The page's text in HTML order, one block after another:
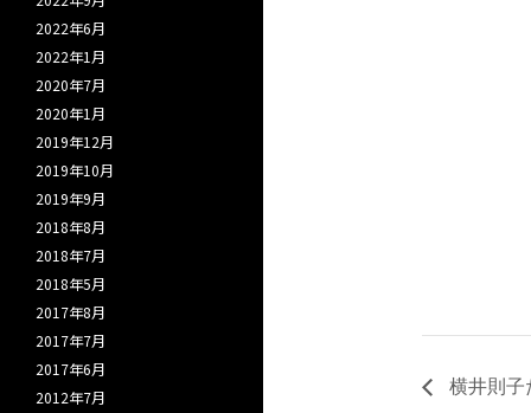
横井則子
2022年6月
2022年1月
2020年7月
2020年1月
2019年12月
2019年10月
2019年9月
2018年8月
2018年7月
2018年5月
2017年8月
2017年7月
2017年6月
2012年7月